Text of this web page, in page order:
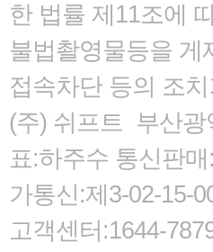
한 법률 제11조에
불법촬영물등을 게
접속차단 등의 조
(주) 쉬프트 부산광
표:하주수 통신판
가통신:제3-02-15-
고객센터:1644-